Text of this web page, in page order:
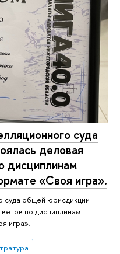
суда
деловая
дисциплинам
«Своя игра».
суда общей юрисдикции
по дисциплинам
игра».